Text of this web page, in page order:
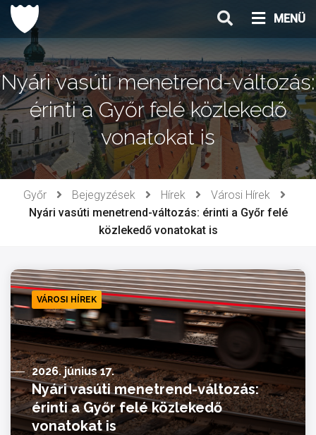
Ugrás
tartalomhoz
MENÜ
Nyári vasúti menetrend-változás:
érinti a Győr felé közlekedő
vonatokat is
Győr Bejegyzések Hírek
Városi Hírek
Nyári vasúti menetrend-változás: érinti a Győr felé
közlekedő vonatokat is
VÁROSI HÍREK
2026. június 17.
Nyári vasúti menetrend-változás:
érinti a Győr felé közlekedő
vonatokat is